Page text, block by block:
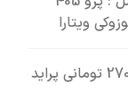
ثبت نام مزایده 270/000/000 تومانی پراید